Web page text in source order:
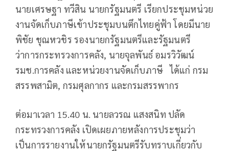
นายเศรษฐา ทวีสิน นายกรัฐมนตรี เรียกประชุมหน่วย
งานจัดเก็บภาษีเข้าประชุมบนตึกไทยคู่ฟ้า โดยมีนาย
พิชัย ชุณหวชิร รองนายกรัฐมนตรีและรัฐมนตรี
ว่าการกระทรวงการคลัง, นายจุลพันธ์ อมรวิวัฒน์
รมช.การคลัง และหน่วยงานจัดเก็บภาษี ได้แก่ กรม
สรรพสามิต, กรมศุลกากร และกรมสรรพากร
ต่อมาเวลา 15.40 น. นายลวรณ แสงสนิท ปลัด
กระทรวงการคลัง เปิดเผยภายหลังการประชุมว่า
เป็นการรายงานให้นายกรัฐมนตรีรับทราบเกี่ยวกับ